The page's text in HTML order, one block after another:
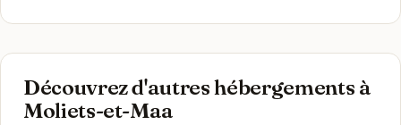
Découvrez d'autres hébergements à
Moliets-et-Maa